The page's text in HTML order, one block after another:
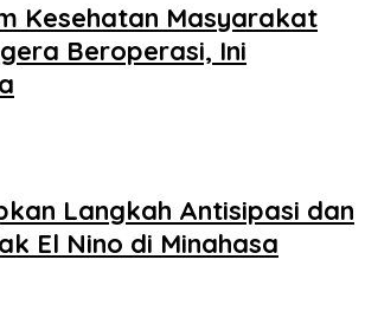
Kesehatan Masyarakat
Beroperasi, Ini
Langkah Antisipasi dan
El Nino di Minahasa